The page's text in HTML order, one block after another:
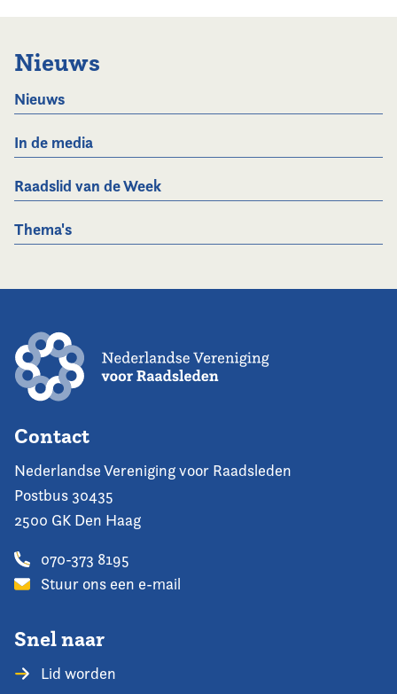
Nieuws
Nieuws
In de media
Raadslid van de Week
Thema's
Contact
Nederlandse Vereniging voor Raadsleden
Postbus 30435
2500 GK Den Haag
070-373 8195
Stuur ons een e-mail
Snel naar
Lid worden